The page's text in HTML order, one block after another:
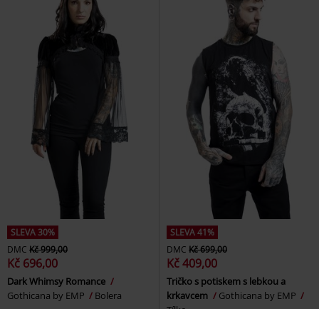
SLEVA 30%
DMC Kč 999,00
Kč 696,00
Dark Whimsy Romance
Gothicana by EMP
Bolera
SLEVA 41%
DMC Kč 699,00
Kč 409,00
Tričko s potiskem s lebkou a
krkavcem
Gothicana by EMP